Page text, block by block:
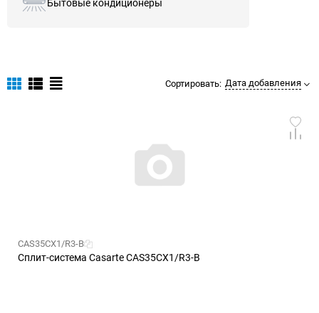
Бытовые кондиционеры
Сортировать: Дата добавления
CAS35CX1/R3-B
Сплит-система Casarte CAS35CX1/R3-B